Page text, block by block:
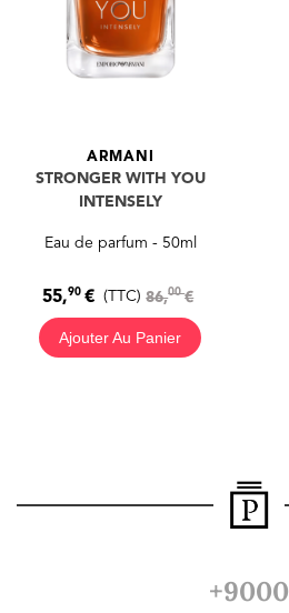
ARMANI
STRONGER WITH YOU
INTENSELY
Eau de parfum - 50ml
55,90€ (TTC) 86,00€
Ajouter Au Panier
+9000